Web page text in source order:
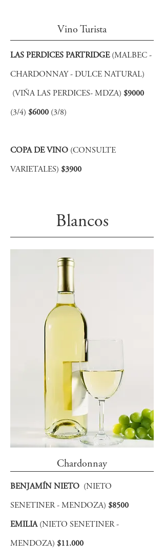
Vino Turista
LAS PERDICES PARTRIDGE (MALBEC -
CHARDONNAY - DULCE NATURAL)
(VIÑA LAS PERDICES- MDZA) $9000
(3/4) $6000 (3/8)
COPA DE VINO (CONSULTE
VARIETALES) $3900
Blancos
Chardonnay
BENJAMÍN NIETO (NIETO
SENETINER - MENDOZA) $8500
EMILIA (NIETO SENETINER -
MENDOZA) $11.000